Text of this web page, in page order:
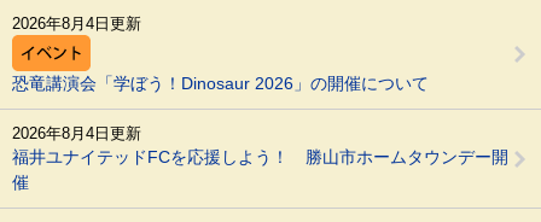
へ
恐竜講演会「学ぼう！Dinosaur 2026」の開催について
2026年8月4日更新
福井ユナイテッドFCを応援しよう！ 勝山市ホームタウンデー開
催
2026年8月4日更新